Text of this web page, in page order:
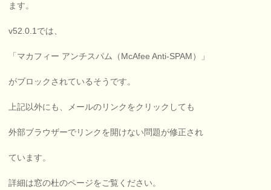
ます。
v52.0.1では、
「マカフィー アンチスパム（McAfee Anti-SPAM）」
がブロックされているそうです。
上記以外にも、メールのリンクをクリックしても
外部ブラウザーでリンクを開けない問題が修正され
ています。
詳細は窓の杜のページをご覧ください。